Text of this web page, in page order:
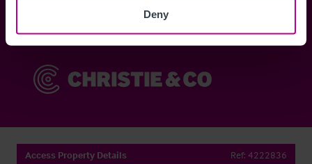
Deny
Access Property Details Ref: 4222836